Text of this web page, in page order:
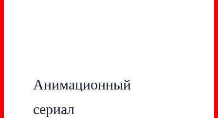
Анимационный
сериал